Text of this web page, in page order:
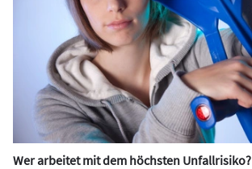
Wer arbeitet mit dem höchsten Unfallrisiko?